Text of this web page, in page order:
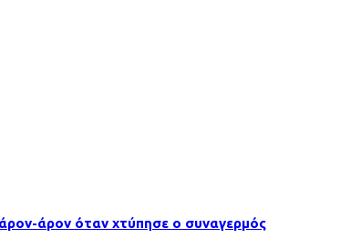
άρον όταν χτύπησε ο συναγερμός